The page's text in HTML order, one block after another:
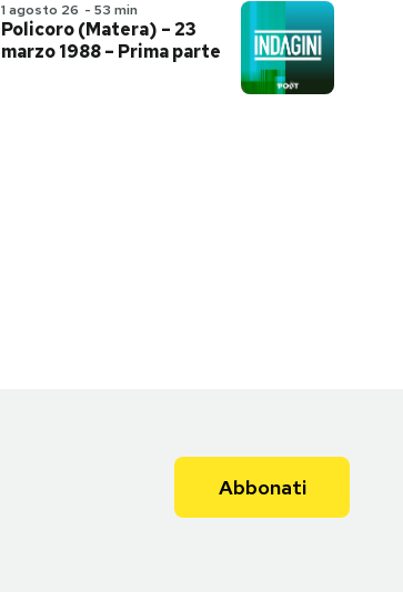
1 agosto 26 - 53 min
Policoro (Matera) – 23
marzo 1988 – Prima parte
Abbonati